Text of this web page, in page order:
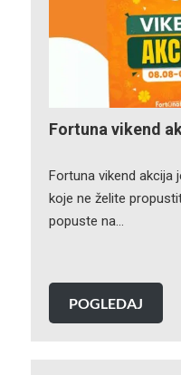
Fortuna vikend
Fortuna vikend akcija
koje ne želite
popuste na…
POGLEDAJ